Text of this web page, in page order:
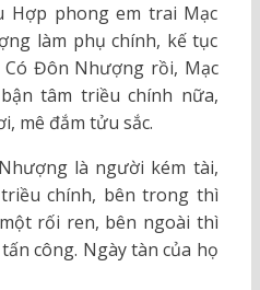
phong em trai Mạc
làm phụ chính, kế tục
Đôn Nhượng rồi, Mạc
tâm triều chính nữa,
mê đắm tửu sắc.
là người kém tài,
chính, bên trong thì
rối ren, bên ngoài thì
công. Ngày tàn của họ